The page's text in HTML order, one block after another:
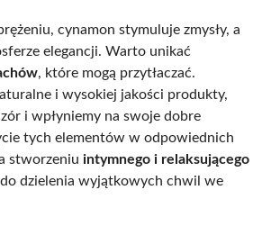
cynamon stymuluje zmysły, a
elegancji. Warto unikać
, które mogą przytłaczać.
i wysokiej jakości produkty,
i wpłyniemy na swoje dobre
tych elementów w odpowiednich
stworzeniu intymnego i relaksującego
do dzielenia wyjątkowych chwil we